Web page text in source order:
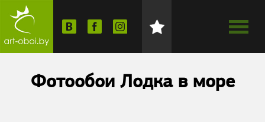
Фотообои Лодка в море